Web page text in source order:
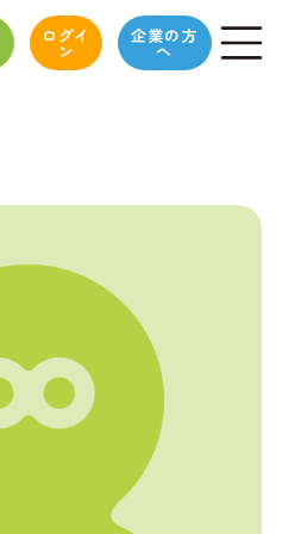
ログイ
ン
企業の方
へ